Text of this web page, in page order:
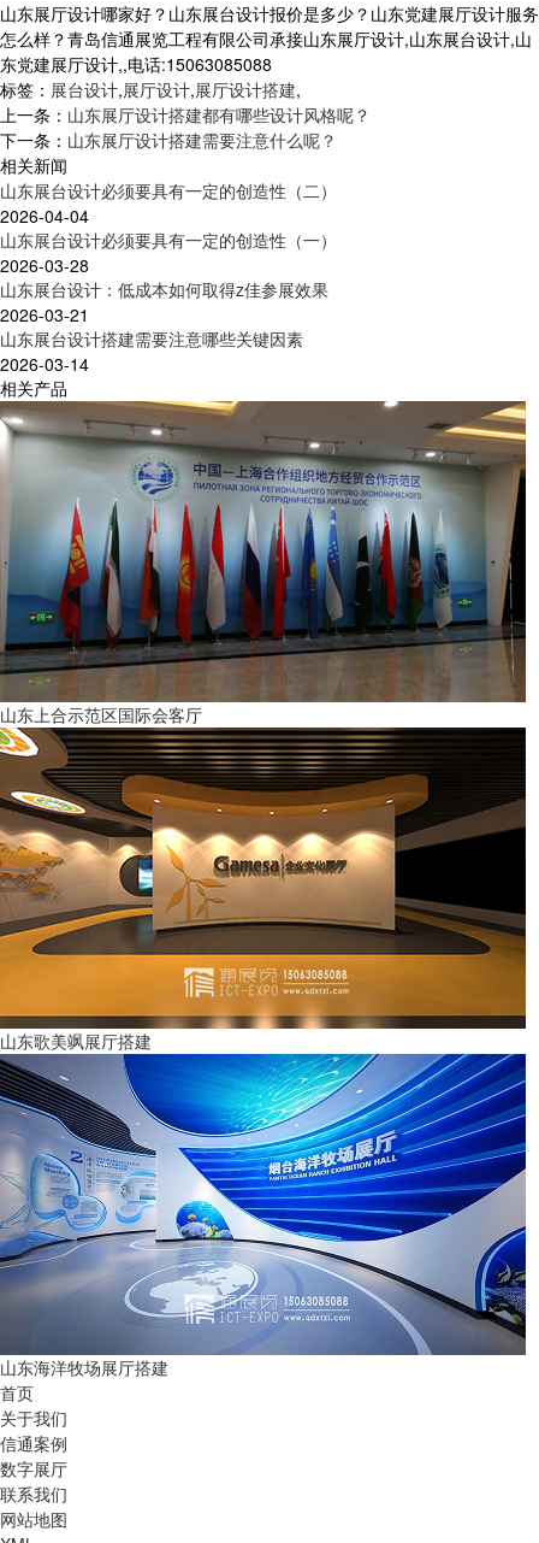
山东展厅设计哪家好？山东展台设计报价是多少？山东党建展厅设计服务
怎么样？青岛信通展览工程有限公司承接山东展厅设计,山东展台设计,山
东党建展厅设计,,电话:15063085088
标签： 展台设计,展厅设计,展厅设计搭建,
上一条： 山东展厅设计搭建都有哪些设计风格呢？
下一条： 山东展厅设计搭建需要注意什么呢？
相关新闻
山东展台设计必须要具有一定的创造性（二）
2026-04-04
山东展台设计必须要具有一定的创造性（一）
2026-03-28
山东展台设计：低成本如何取得z佳参展效果
2026-03-21
山东展台设计搭建需要注意哪些关键因素
2026-03-14
相关产品
山东上合示范区国际会客厅
山东歌美飒展厅搭建
山东海洋牧场展厅搭建
首页
关于我们
信通案例
数字展厅
联系我们
网站地图